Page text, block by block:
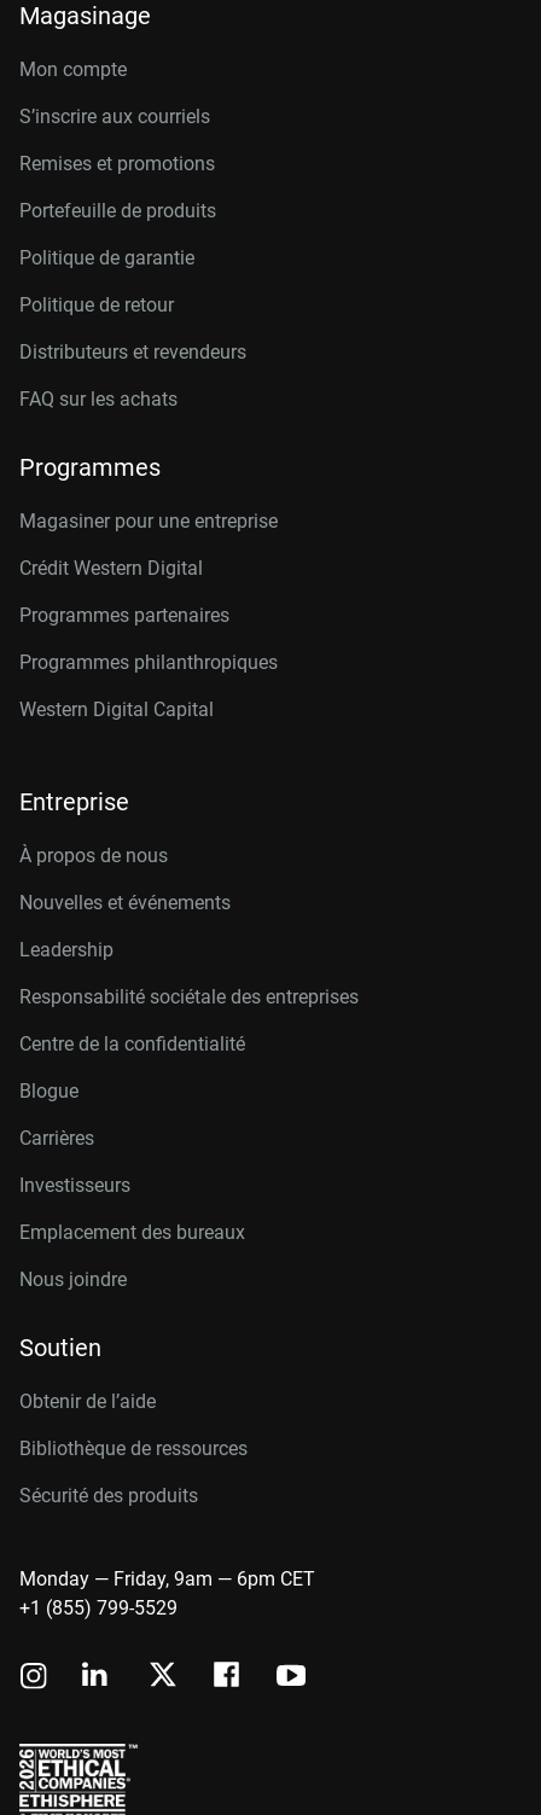
Magasinage
Mon compte
S’inscrire aux courriels
Remises et promotions
Portefeuille de produits
Politique de garantie
Politique de retour
Distributeurs et revendeurs
FAQ sur les achats
Programmes
Magasiner pour une entreprise
Crédit Western Digital
Programmes partenaires
Programmes philanthropiques
Western Digital Capital
Entreprise
À propos de nous
Nouvelles et événements
Leadership
Responsabilité sociétale des entreprises
Centre de la confidentialité
Blogue
Carrières
Investisseurs
Emplacement des bureaux
Nous joindre
Soutien
Obtenir de l’aide
Bibliothèque de ressources
Sécurité des produits
Monday — Friday, 9am — 6pm CET
+1 (855) 799-5529